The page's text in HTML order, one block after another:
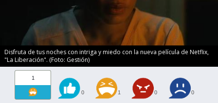
Disfruta de tus noches con intriga y miedo con la nueva película de Netflix,
"La Liberación". (Foto: Gestión)
1
0 1 0 0